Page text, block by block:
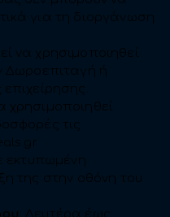
για τη διοργάνωση
να χρησιμοποιηθεί
Δωροεπιταγή ή
χρησιμοποιηθεί
τις
εκτυπωμένη
της στην οθόνη του
: Δευτέρα έως